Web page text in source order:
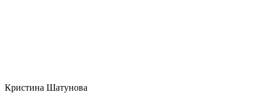
Кристина Шатунова